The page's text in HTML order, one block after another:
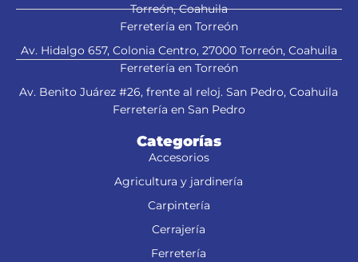
esmeriladora" title="Aplica a
esmeriladora">
Torreón, Coahuila
Ferretería en Torreón
Av. Hidalgo 657, Colonia Centro, 27000 Torreón, Coahuila
Ferretería en Torreón
Av. Benito Juárez #26, frente al reloj. San Pedro, Coahuila
Ferretería en San Pedro
Categorías
Accesorios
Agricultura y jardinería
Carpintería
Cerrajería
Ferretería